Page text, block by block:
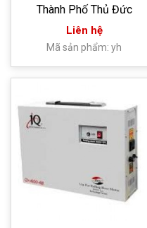
Thành Phố Thủ Đức
Liên hệ
Mã sản phẩm: yh